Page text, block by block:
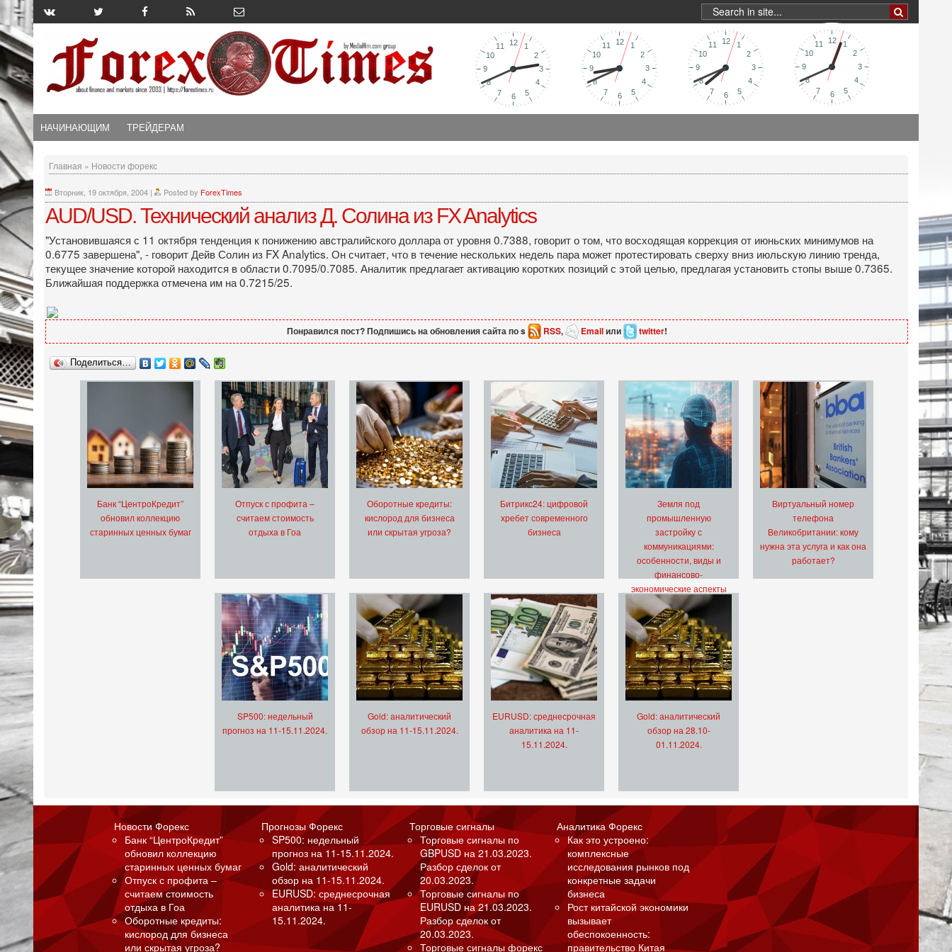
НАЧИНАЮЩИМ ТРЕЙДЕРАМ
Главная » Новости форекс
Вторник, 19 октября, 2004 | Posted by ForexTimes
AUD/USD. Технический анализ Д. Солина из FX Analytics
"Установившаяся с 11 октября тенденция к понижению австралийского доллара от уровня 0.7388, говорит о том, что восходящая коррекция от июньских минимумов на
0.6775 завершена", - говорит Дейв Солин из FX Analytics. Он считает, что в течение нескольких недель пара может протестировать сверху вниз июльскую линию тренда,
текущее значение которой находится в области 0.7095/0.7085. Аналитик предлагает активацию коротких позиций с этой целью, предлагая установить стопы выше 0.7365.
Ближайшая поддержка отмечена им на 0.7215/25.
Понравился пост? Подпишись на обновления сайта по s RSS, Emailили twitter!
Поделиться…
Банк “ЦентроКредит”
обновил коллекцию
старинных ценных бумаг
Отпуск с профита –
считаем стоимость
отдыха в Гоа
Оборотные кредиты:
кислород для бизнеса
или скрытая угроза?
Битрикс24: цифровой
хребет современного
бизнеса
Земля под
промышленную
застройку с
коммуникациями:
особенности, виды и
финансово-
экономические аспекты
Виртуальный номер
телефона
Великобритании: кому
нужна эта услуга и как она
работает?
SP500: недельный
прогноз на 11-15.11.2024.
Gold: аналитический
обзор на 11-15.11.2024.
EURUSD: среднесрочная
аналитика на 11-
15.11.2024.
Gold: аналитический
обзор на 28.10-
01.11.2024.
Новости Форекс
Банк “ЦентроКредит”
обновил коллекцию
старинных ценных бумаг
Отпуск с профита –
считаем стоимость
отдыха в Гоа
Оборотные кредиты:
кислород для бизнеса
или скрытая угроза?
Прогнозы Форекс
SP500: недельный
прогноз на 11-15.11.2024.
Gold: аналитический
обзор на 11-15.11.2024.
EURUSD: среднесрочная
аналитика на 11-
15.11.2024.
Торговые сигналы
Торговые сигналы по
GBPUSD на 21.03.2023.
Разбор сделок от
20.03.2023.
Торговые сигналы по
EURUSD на 21.03.2023.
Разбор сделок от
20.03.2023.
Торговые сигналы форекс
Аналитика Форекс
Как это устроено:
комплексные
исследования рынков под
конкретные задачи
бизнеса
Рост китайской экономики
вызывает
обеспокоенность:
правительство Китая